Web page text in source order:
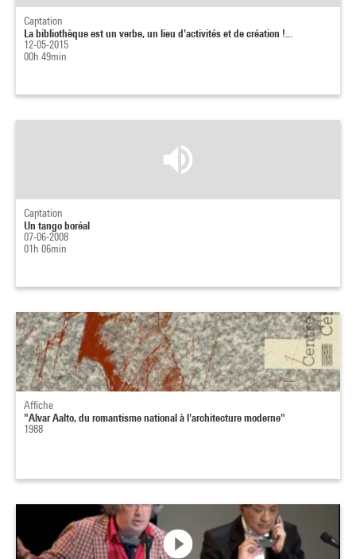
Captation
La bibliothèque est un verbe, un lieu d'activités et de création !...
12-05-2015
00h 49min
Captation
Un tango boréal
07-06-2008
01h 06min
Affiche
"Alvar Aalto, du romantisme national à l'architecture moderne"
1988